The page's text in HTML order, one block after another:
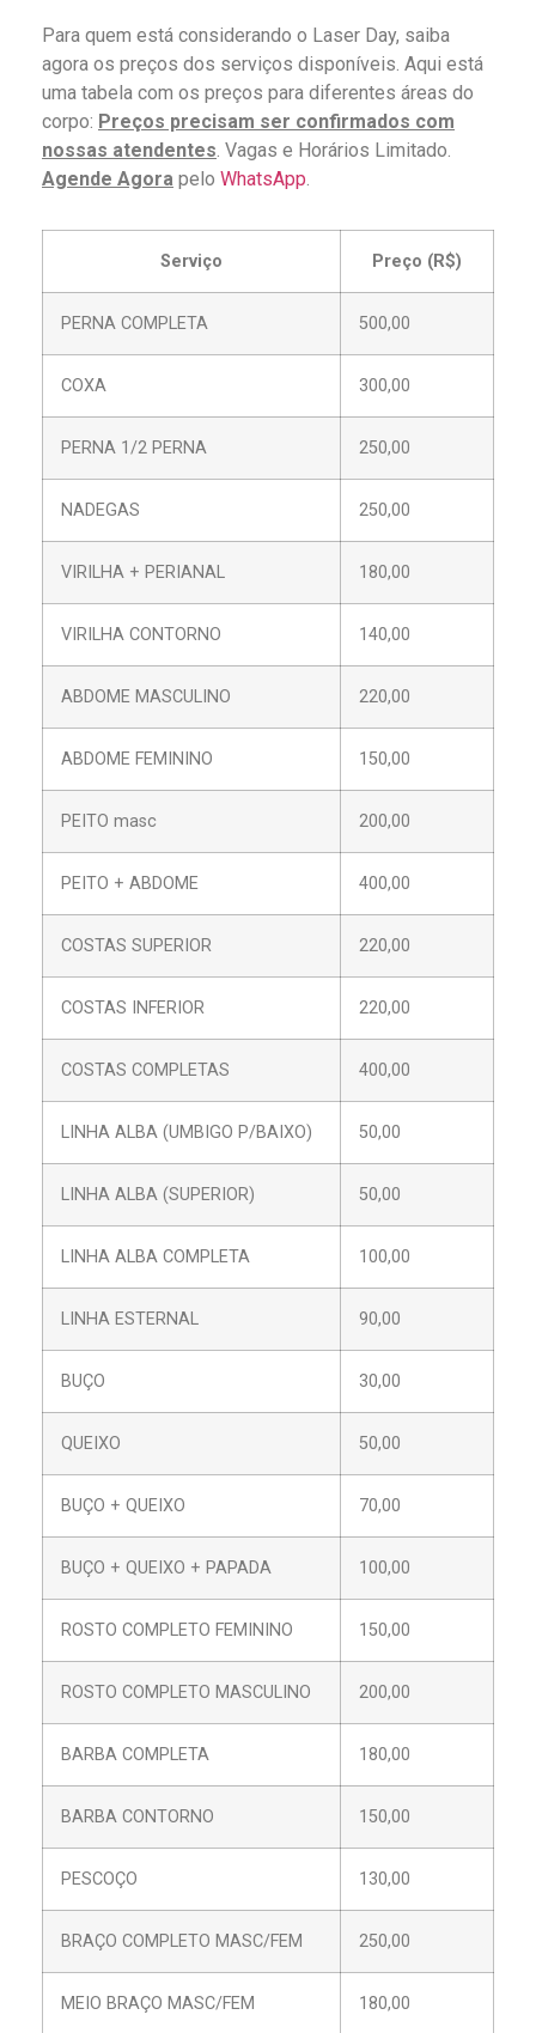
Para quem está considerando o Laser Day, saiba
agora os preços dos serviços disponíveis. Aqui está
uma tabela com os preços para diferentes áreas do
corpo: Preços precisam ser confirmados com
nossas atendentes . Vagas e Horários Limitado.
Agende Agora pelo WhatsApp
Serviço Preço (R$)
PERNA COMPLETA 500,00
СОХА 300,00
PERNA 1/2 PERNA 250,00
NADEGAS 250,00
VIRILHA + PERIANAL 180,00
VIRILHA CONTORNO 140,00
ABDOME MASCULINO 220,00
ABDOME FEMININO 150,00
PEITO masc 200,00
PEITO + ABDOME 400,00
COSTAS SUPERIOR 220,00
COSTAS INFERIOR 220,00
COSTAS COMPLETAS 400,00
LINHA ALBA (UMBIGO P/BAIXO) 50,00
LINHA ALBA (SUPERIOR) 50,00
LINHA ALBA COMPLETA 100,00
LINHA ESTERNAL 90,00
BUÇO 30,00
QUEIXO 50,00
BUÇO + QUEIXO 70,00
BUÇO + QUEIXO + PAPADA 100,00
ROSTO COMPLETO FEMININO 150,00
ROSTO COMPLETO MASCULINO 200,00
BARBA COMPLETA 180,00
BARBA CONTORNO 150,00
PESCOÇO 130,00
BRAÇO COMPLETO MASC/FEM 250,00
MEIO BRAÇO MASC/FEM 180,00